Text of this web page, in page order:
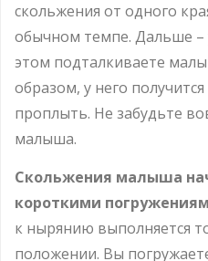
скольжения от одного
обычном темпе. Дальше –
этом подталкиваете
образом, у него
проплыть. Не забудьте
малыша.
Скольжения малыша
короткими
к нырянию выполняется
положении. Вы